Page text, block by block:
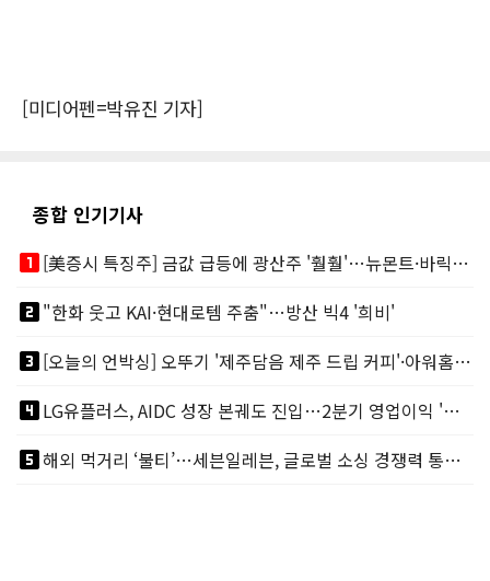
[미디어펜=박유진 기자]
종합 인기기사
looks_one
[美증시 특징주] 금값 급등에 광산주 '훨훨'…뉴몬트·바릭마이닝 주도
looks_two"한화 웃고 KAI·현대로템 주춤"…방산 빅4 '희비'
looks_3
[오늘의 언박싱] 오뚜기 '제주담음 제주 드립 커피'·아워홈 ‘갓석박지’ 外
looks_4
LG유플러스, AIDC 성장 본궤도 진입…2분기 영업이익 '역대 최대'
looks_5
해외 먹거리 ‘불티’…세븐일레븐, 글로벌 소싱 경쟁력 통했다